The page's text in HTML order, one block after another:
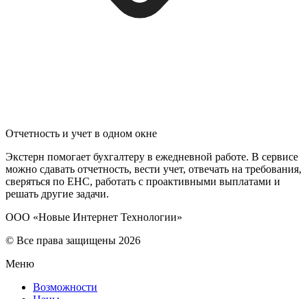
Отчетность и учет в одном окне
Экстерн помогает бухгалтеру в ежедневной работе. В сервисе
можно сдавать отчетность, вести учет, отвечать на требования,
сверяться по ЕНС, работать с проактивными выплатами и
решать другие задачи.
ООО «Новые Интернет Технологии»
© Все права защищены 2026
Меню
Возможности